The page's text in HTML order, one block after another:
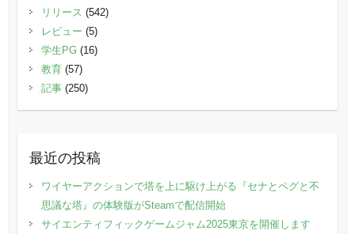
リリース (542)
レビュー (5)
学生PG(16)
教育(57)
記事(250)
最近の投稿
ワイヤーアクションで塔を上に駆け上がる『セナとペグと不
思議な塔』の体験版がSteamで配信開始
サイエンティフィックゲームジャム2025東京を開催します